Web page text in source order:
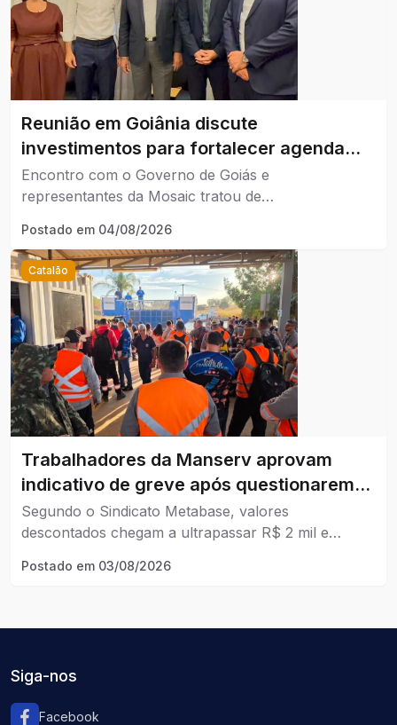
Reunião em Goiânia discute
investimentos para fortalecer agenda
ambiental de Catalão.
Encontro com o Governo de Goiás e
representantes da Mosaic tratou de
município.
Postado em 04/08/2026
Catalão
Trabalhadores da Manserv aprovam
indicativo de greve após questionarem
descontos no plano de saúde.
Segundo o Sindicato Metabase, valores
descontados chegam a ultrapassar R$ 2 mil e
acordo coletivo.
Postado em 03/08/2026
Siga-nos
Facebook